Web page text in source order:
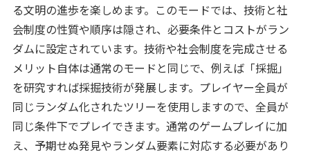
る文明の進歩を楽しめます。このモードでは、技術と社
会制度の性質や順序は隠され、必要条件とコストがラン
ダムに設定されています。技術や社会制度を完成させる
メリット自体は通常のモードと同じで、例えば「採掘」
を研究すれば採掘技術が発展します。プレイヤー全員が
同じランダム化されたツリーを使用しますので、全員が
同じ条件下でプレイできます。通常のゲームプレイに加
え、予期せぬ発見やランダム要素に対応する必要があり